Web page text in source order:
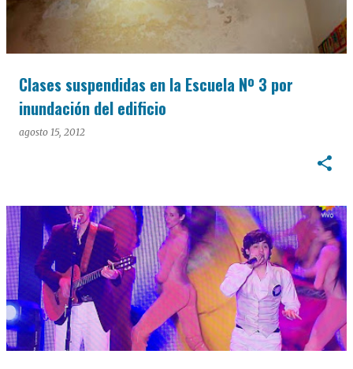
Clases suspendidas en la Escuela Nº 3 por
inundación del edificio
agosto 15, 2012